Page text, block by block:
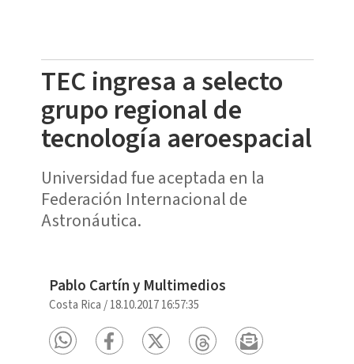
TEC ingresa a selecto
grupo regional de
tecnología aeroespacial
Universidad fue aceptada en la
Federación Internacional de
Astronáutica.
Pablo Cartín y Multimedios
Costa Rica /18.10.2017 16:57:35